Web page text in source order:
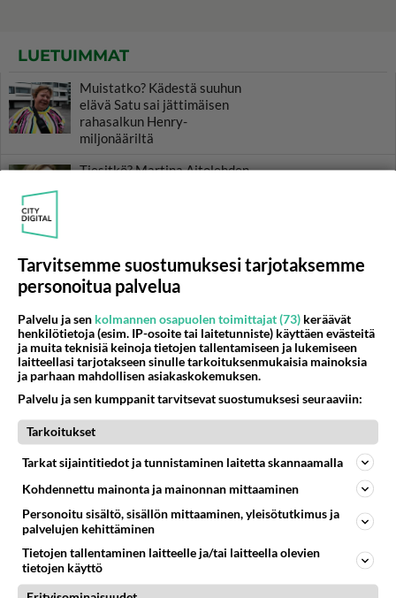
LUETUIMMAT
Muistatko? Kädestä suuhun
elävä Satu sai jättimäisen
rahasalkun Henry-
miljonääriltä
Tiesitkö? Martina Aitolehden
ja Noora Louhimo vihdoinkin
yhdessä - Tätä moni jo odotti
teon - Missä on 25-vuotias
Helmi Loukasmäki?
Kun yksi kauhallinen ei riitä...
Tämä helppo arkiruoka ei jää
syömättä!
Tarvitsemme suostumuksesi tarjotaksemme
personoitua palvelua
Palvelu ja sen kolmannen osapuolen toimittajat (73) keräävät
henkilötietoja (esim. IP-osoite tai laitetunniste) käyttäen evästeitä
ja muita teknisiä keinoja tietojen tallentamiseen ja lukemiseen
laitteellasi tarjotakseen sinulle tarkoituksenmukaisia mainoksia
ja parhaan mahdollisen asiakaskokemuksen.
Palvelu ja sen kumppanit tarvitsevat suostumuksesi seuraaviin:
Tarkoitukset
Tarkat sijaintitiedot ja tunnistaminen laitetta skannaamalla
Kohdennettu mainonta ja mainonnan mittaaminen
Personoitu sisältö, sisällön mittaaminen, yleisötutkimus ja
palvelujen kehittäminen
Tietojen tallentaminen laitteelle ja/tai laitteella olevien
tietojen käyttö